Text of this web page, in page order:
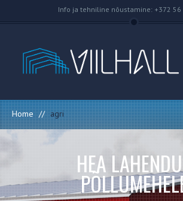
Info ja tehniline nõustamine: +372 56
Home // agri
HEA